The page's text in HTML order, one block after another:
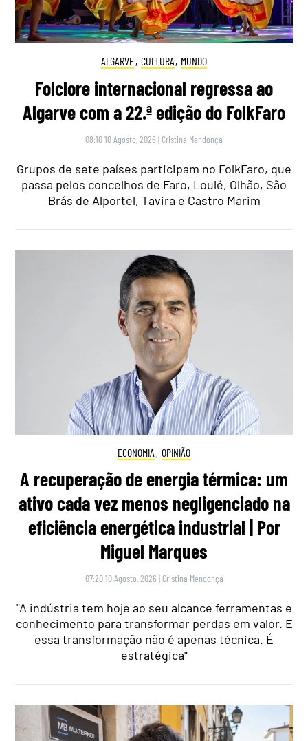
ALGARVE, CULTURA, MUNDO
Folclore internacional regressa ao
Algarve com a 22.ª edição do FolkFaro
08:10 10 Agosto, 2026 | Cristina Mendonça
Grupos de sete países participam no FolkFaro, que
passa pelos concelhos de Faro, Loulé, Olhão, São
Brás de Alportel, Tavira e Castro Marim
ECONOMIA , OPINIÃO
A recuperação de energia térmica: um
ativo cada vez menos negligenciado na
eficiência energética industrial | Por
Miguel Marques
07:20 10 Agosto, 2026 | Cristina Mendonça
"A indústria tem hoje ao seu alcance ferramentas e
conhecimento para transformar perdas em valor. E
essa transformação não é apenas técnica. É
estratégica"